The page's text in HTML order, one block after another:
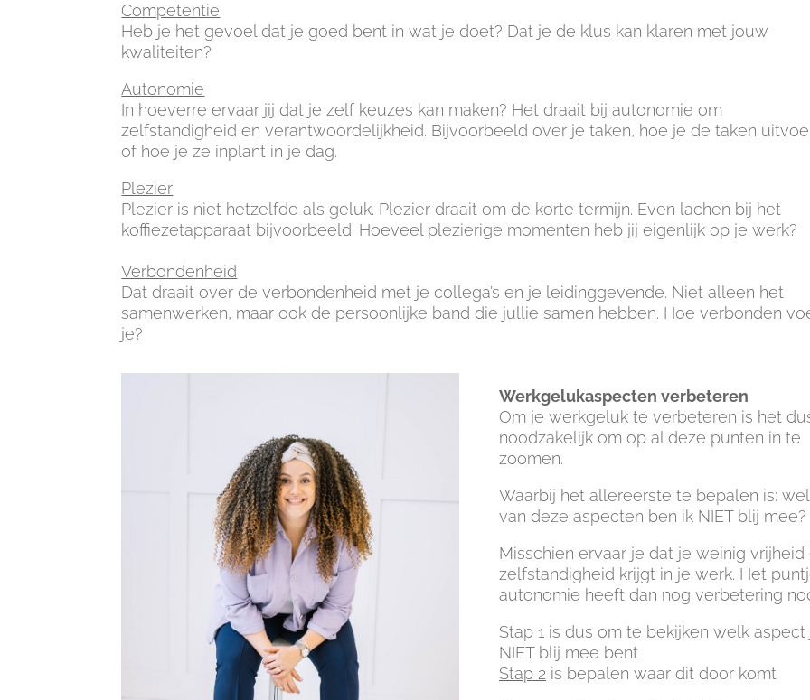
Competentie
Heb je het gevoel dat je goed bent in wat je doet? Dat je de klus kan klaren met jouw
kwaliteiten?
Autonomie
In hoeverre ervaar jij dat je zelf keuzes kan maken? Het draait bij autonomie om
zelfstandigheid en verantwoordelijkheid. Bijvoorbeeld over je taken, hoe je de taken
of hoe je ze inplant in je dag.
Plezier
Plezier is niet hetzelfde als geluk. Plezier draait om de korte termijn. Even lachen bij het
koffiezetapparaat bijvoorbeeld. Hoeveel plezierige momenten heb jij eigenlijk op je werk?
Verbondenheid
Dat draait over de verbondenheid met je collega’s en je leidinggevende. Niet alleen het
samenwerken, maar ook de persoonlijke band die jullie samen hebben. Hoe verbonden
je?
Werkgelukaspecten verbeteren
Om je werkgeluk te verbeteren is het
noodzakelijk om op al deze punten in te
zoomen.
Waarbij het allereerste te bepalen is:
van deze aspecten ben ik NIET blij mee?
Misschien ervaar je dat je weinig vrijheid
zelfstandigheid krijgt in je werk. Het
autonomie heeft dan nog verbetering
Stap 1 is dus om te bekijken welk aspect
NIET blij mee bent
Stap 2 is bepalen waar dit door komt